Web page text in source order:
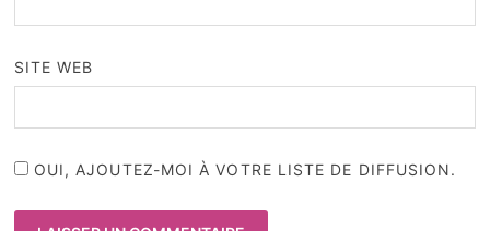
SITE WEB
OUI, AJOUTEZ-MOI À VOTRE LISTE DE DIFFUSION.